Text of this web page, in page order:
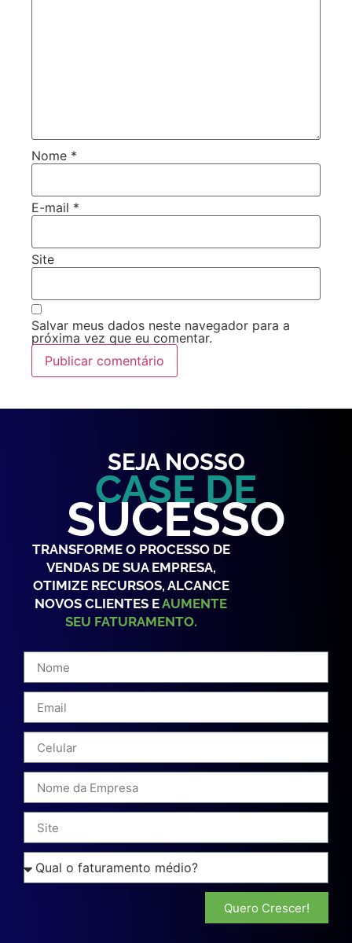
Nome *
E-mail *
Site
Salvar meus dados neste navegador para a
próxima vez que eu comentar.
SEJA NOSSO
CASE DE
SUCESSO
TRANSFORME O PROCESSO DE
VENDAS DE SUA EMPRESA,
OTIMIZE RECURSOS, ALCANCE
NOVOS CLIENTES EAUMENTE
SEU FATURAMENTO.
Quero Crescer!